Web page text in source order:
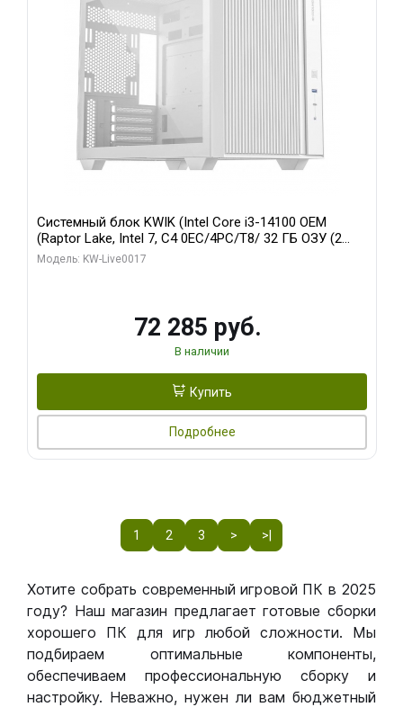
Системный блок KWIK (Intel Core i3-14100 OEM
(Raptor Lake, Intel 7, C4 0EC/4PC/T8/ 32 ГБ ОЗУ (2
модуля)/ Gigabyte Arc A310 WINDFORCE 4GB GDDR6
Модель: KW-Live0017
72 285 руб.
В наличии
Купить
Подробнее
1 2 3 > >|
Хотите собрать современный игровой ПК в 2025
году? Наш магазин предлагает готовые сборки
хорошего ПК для игр любой сложности. Мы
подбираем оптимальные компоненты,
обеспечиваем профессиональную сборку и
настройку. Неважно, нужен ли вам бюджетный